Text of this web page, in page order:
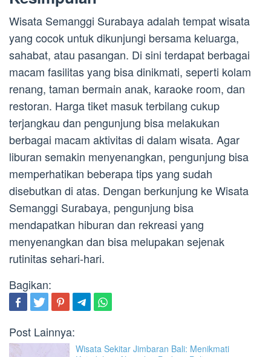
Wisata Semanggi Surabaya adalah tempat wisata
yang cocok untuk dikunjungi bersama keluarga,
sahabat, atau pasangan. Di sini terdapat berbagai
macam fasilitas yang bisa dinikmati, seperti kolam
renang, taman bermain anak, karaoke room, dan
restoran. Harga tiket masuk terbilang cukup
terjangkau dan pengunjung bisa melakukan
berbagai macam aktivitas di dalam wisata. Agar
liburan semakin menyenangkan, pengunjung bisa
memperhatikan beberapa tips yang sudah
disebutkan di atas. Dengan berkunjung ke Wisata
Semanggi Surabaya, pengunjung bisa
mendapatkan hiburan dan rekreasi yang
menyenangkan dan bisa melupakan sejenak
rutinitas sehari-hari.
Bagikan:
Post Lainnya:
Wisata Sekitar Jimbaran Bali: Menikmati